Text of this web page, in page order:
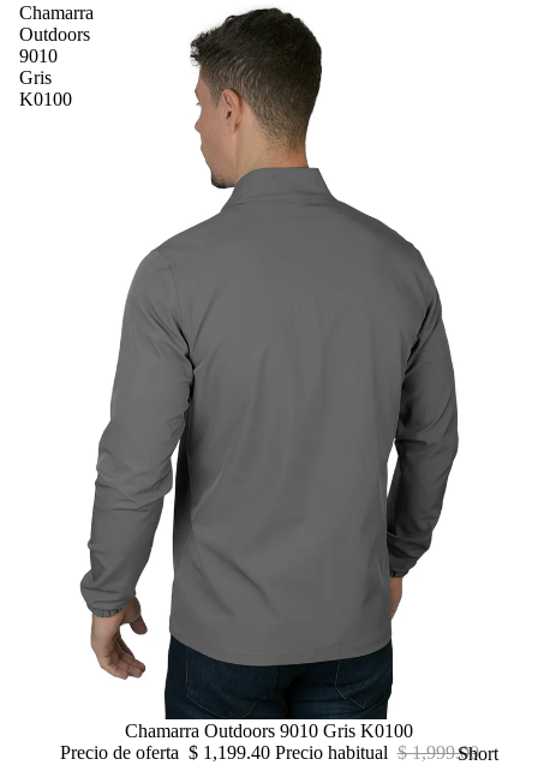
Short
Chamarra
Outdoors
9010
Gris
K0100
Chamarra Outdoors 9010 Gris K0100
Precio de oferta $ 1,199.40 Precio habitual $ 1,999.00